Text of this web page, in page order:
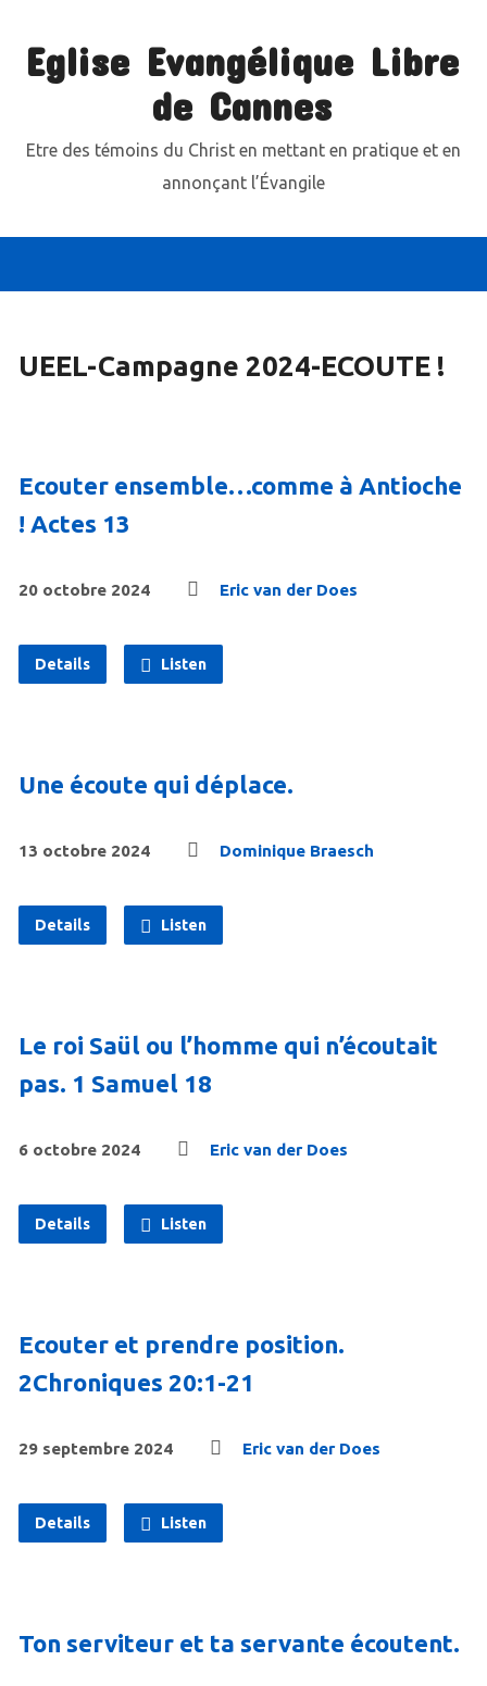
Eglise Evangélique Libre
de Cannes
Etre des témoins du Christ en mettant en pratique et en
annonçant l’Évangile
UEEL-Campagne 2024-ECOUTE !
Ecouter ensemble…comme à Antioche
! Actes 13
20 octobre 2024 Eric van der Does
Details Listen
Une écoute qui déplace.
13 octobre 2024 Dominique Braesch
Details Listen
Le roi Saül ou l’homme qui n’écoutait
pas. 1 Samuel 18
6 octobre 2024 Eric van der Does
Details Listen
Ecouter et prendre position.
2Chroniques 20:1-21
29 septembre 2024 Eric van der Does
Details Listen
Ton serviteur et ta servante écoutent.